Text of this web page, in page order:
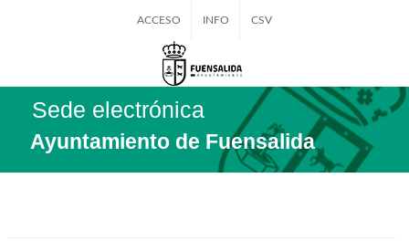
ACCESO INFO CSV
Sede electrónica
Ayuntamiento de Fuensalida